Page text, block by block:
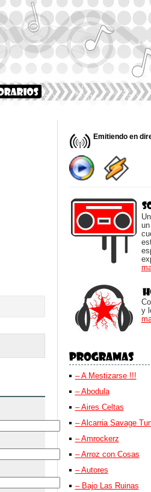
Emitiendo en
y
– A Mestizarse !!!
– Abodula
– Aires Celtas
– Alcarria Savage
– Amrockerz
– Arroz con Cosas
– Autores
– Bajo Las Ruinas